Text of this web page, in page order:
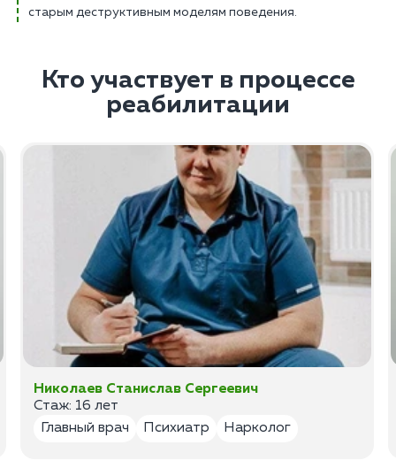
старым деструктивным моделям поведения.
Кто участвует в процессе
реабилитации
Николаев Станислав Сергеевич
Стаж: 16 лет
Главный врач
Психиатр Нарколог